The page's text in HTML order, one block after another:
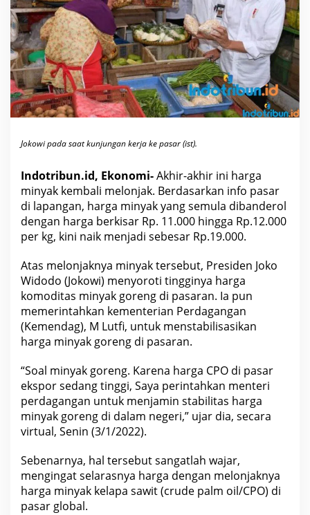
n
j
a
k
,
J
o
k
o
w
i
K
e
a
d
e
n
d
a
g
:
S
u
a
H
a
r
u
s
T
e
a
n
k
a
u
!
Jokowi pada saat kunjungan kerja ke pasar (ist).
Indotribun.id, Ekonomi-Akhir-akhir ini harga
minyak kembali melonjak. Berdasarkan info pasar
di lapangan, harga minyak yang semula dibanderol
dengan harga berkisar Rp. 11.000 hingga Rp.12.000
per kg, kini naik menjadi sebesar Rp.19.000.
Atas melonjaknya minyak tersebut, Presiden Joko
Widodo (Jokowi) menyoroti tingginya harga
komoditas minyak goreng di pasaran. Ia pun
memerintahkan kementerian Perdagangan
(Kemendag), M Lutfi, untuk menstabilisasikan
harga minyak goreng di pasaran.
“Soal minyak goreng. Karena harga CPO di pasar
ekspor sedang tinggi, Saya perintahkan menteri
perdagangan untuk menjamin stabilitas harga
minyak goreng di dalam negeri,” ujar dia, secara
virtual, Senin (3/1/2022).
Sebenarnya, hal tersebut sangatlah wajar,
mengingat selarasnya harga dengan melonjaknya
harga minyak kelapa sawit (crude palm oil/CPO) di
pasar global.